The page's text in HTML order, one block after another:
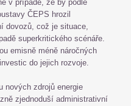
v případě, že by podle
ČEPS hrozil
dovozů, což je situace,
superkritického scénáře.
emisně méně náročných
do jejich rozvoje.
nových zdrojů energie
zjednoduší administrativní